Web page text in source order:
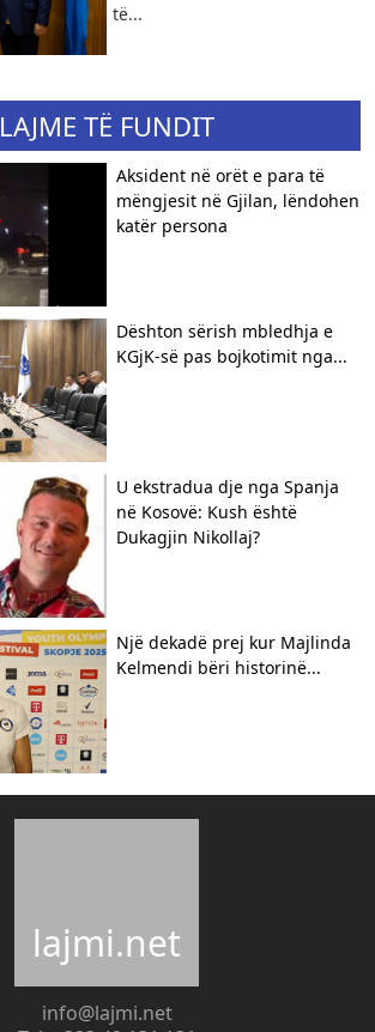
të...
LAJME TË FUNDIT
Aksident në orët e para të
mëngjesit në Gjilan, lëndohen
katër persona
Dështon sërish mbledhja e
KGjK-së pas bojkotimit nga...
U ekstradua dje nga Spanja
në Kosovë: Kush është
Dukagjin Nikollaj?
​Një dekadë prej kur Majlinda
Kelmendi bëri historinë...
lajmi.net
info@lajmi.net